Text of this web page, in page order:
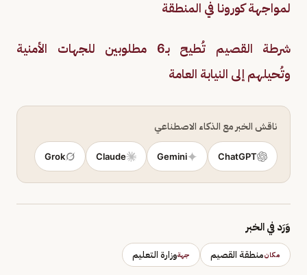
لمواجهة كورونا في المنطقة
شرطة القصيم تُطيح بـ6 مطلوبين للجهات الأمنية
وتُحيلهم إلى النيابة العامة
ناقش الخبر مع الذكاء الاصطناعي
ChatGPT
Gemini
Claude
Grok
وَرَد في الخبر
مكانمنطقة القصيم جهةوزارة التعليم